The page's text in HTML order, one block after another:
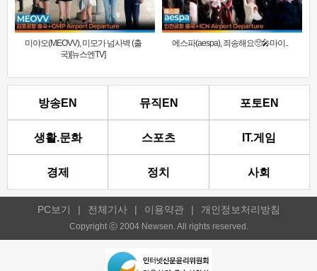
미야오(MEOVV), 미모가 넘사벽 (출
국)[뉴스엔TV]
에스파(aespa), 죄송해요🥺🎤마이..
방송EN 뮤직EN 포토EN
생활.문화 스포츠 IT.게임
경제 정치 사회
PC보기 | 전체기사 | 이용약관 | 개인정보처리방침
Copyright ⓒ 2004 Newsen. All rights reserved.